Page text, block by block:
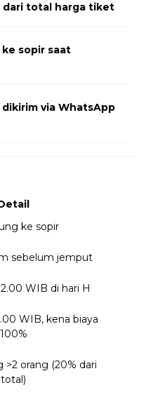
dari total harga tiket
sopir saat
via WhatsApp
ke sopir
sebelum jemput
WIB di hari H
WIB, kena biaya
100%
orang (20% dari
total)